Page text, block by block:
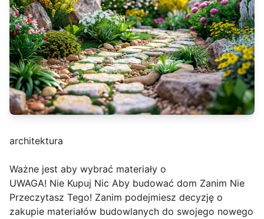
architektura
Ważne jest aby wybrać materiały o
UWAGA! Nie Kupuj Nic Aby budować dom Zanim Nie
Przeczytasz Tego! Zanim podejmiesz decyzję o
zakupie materiałów budowlanych do swojego nowego